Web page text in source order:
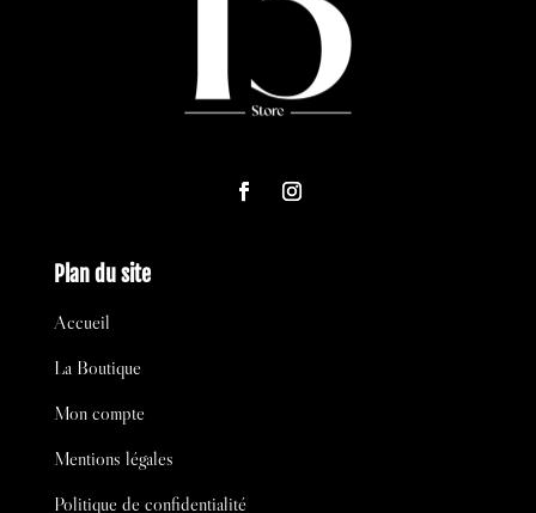
Plan du site
Accueil
La Boutique
Mon compte
Mentions légales
Politique de confidentialité